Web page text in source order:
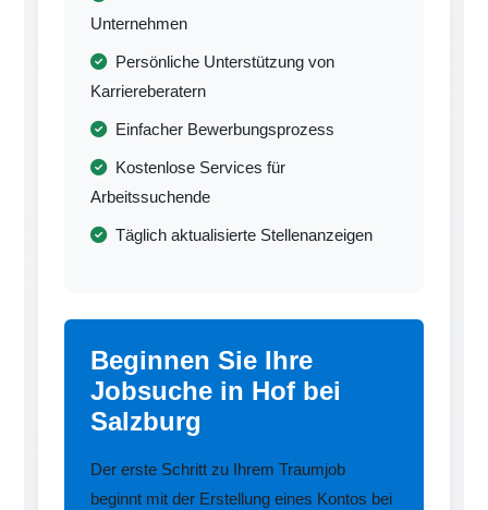
Unternehmen
Persönliche Unterstützung von
Karriereberatern
Einfacher Bewerbungsprozess
Kostenlose Services für
Arbeitssuchende
Täglich aktualisierte Stellenanzeigen
Beginnen Sie Ihre
Jobsuche in Hof bei
Salzburg
Der erste Schritt zu Ihrem Traumjob
beginnt mit der Erstellung eines Kontos bei